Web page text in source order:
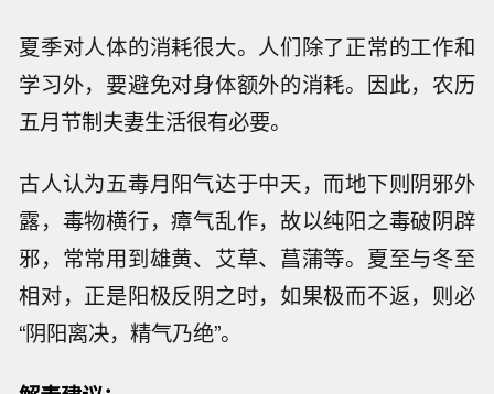
夏季对人体的消耗很大。人们除了正常的工作和
学习外，要避免对身体额外的消耗。因此，农历
五月节制夫妻生活很有必要。
古人认为五毒月阳气达于中天，而地下则阴邪外
露，毒物横行，瘴气乱作，故以纯阳之毒破阴辟
邪，常常用到雄黄、艾草、菖蒲等。夏至与冬至
相对，正是阳极反阴之时，如果极而不返，则必
“阴阳离决，精气乃绝”。